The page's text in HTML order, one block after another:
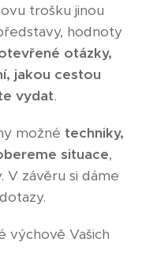
trošku jinou
hodnoty
otázky,
jakou cestou
vydat.
možné techniky,
situace,
závěru si dáme
výchově Vašich